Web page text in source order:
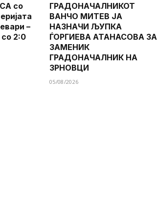
со
–
2:0
ГРАДОНАЧАЛНИКОТ
ВАНЧО МИТЕВ ЈА
НАЗНАЧИ ЉУПКА
ЃОРГИЕВА АТАНАСОВА ЗА
ЗАМЕНИК
ГРАДОНАЧАЛНИК НА
ЗРНОВЦИ
05/08/2026